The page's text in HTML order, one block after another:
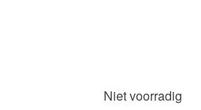
Niet voorradig